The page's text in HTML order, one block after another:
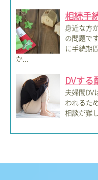
相続手
身近な方
の問題で
に手続期
か...
DVす
夫婦間DV
われるた
相談が難